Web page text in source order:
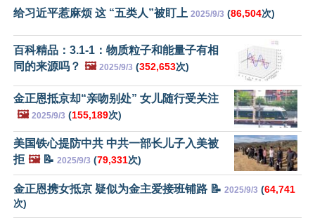
给习近平惹麻烦 这 “五类人”被盯上 2025/9/3 (86,504次)
百科精品：3.1-1：物质粒子和能量子有相
同的来源吗？ 🖼️ 2025/9/3 (352,653次)
金正恩抵京却“亲吻别处” 女儿随行受关注
🖼️ 2025/9/3 (155,189次)
美国铁心提防中共 中共一部长儿子入美被
拒 🖼️📝 2025/9/3 (79,331次)
金正恩携女抵京 疑似为金主爱接班铺路 📝 2025/9/3 (64,741
次)